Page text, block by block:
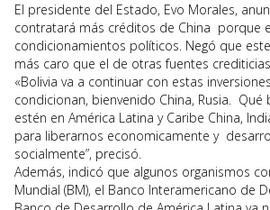
El presidente del Estado, Evo Morales,
contratará más créditos de China porque
condicionamientos políticos. Negó que
más caro que el de otras fuentes
«Bolivia va a continuar con estas
condicionan, bienvenido China, Rusia. Qué
estén en América Latina y Caribe China,
para liberarnos economicamente y
socialmente”, precisó.
Además, indicó que algunos organismos
Mundial (BM), el Banco Interamericano de